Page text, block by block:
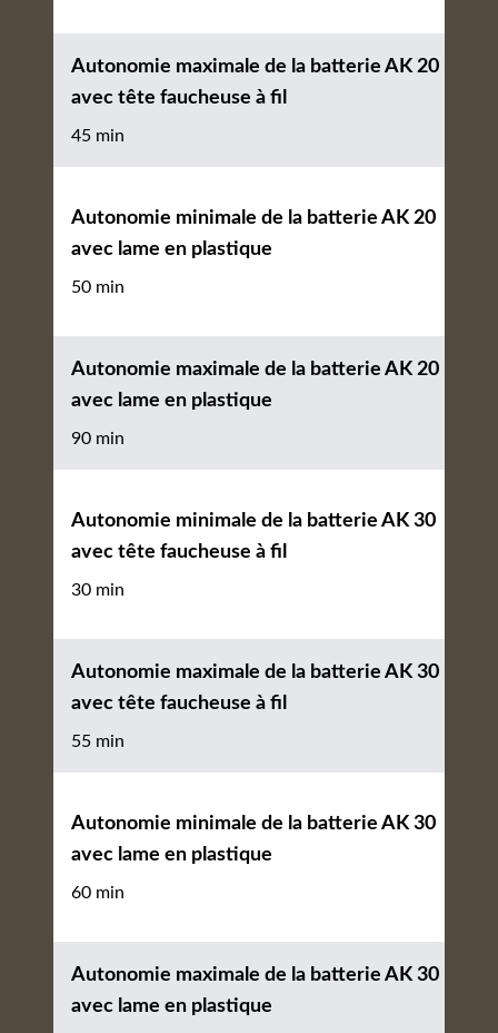
Autonomie maximale de la batterie AK 20
avec tête faucheuse à fil
45 min
Autonomie minimale de la batterie AK 20
avec lame en plastique
50 min
Autonomie maximale de la batterie AK 20
avec lame en plastique
90 min
Autonomie minimale de la batterie AK 30
avec tête faucheuse à fil
30 min
Autonomie maximale de la batterie AK 30
avec tête faucheuse à fil
55 min
Autonomie minimale de la batterie AK 30
avec lame en plastique
60 min
Autonomie maximale de la batterie AK 30
avec lame en plastique